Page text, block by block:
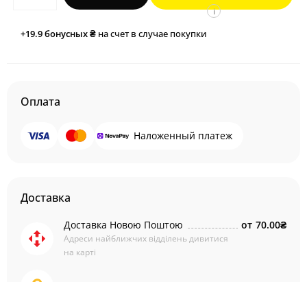
+19.9бонусных ₴ на счет в случае покупки
i
Оплата
Наложенный платеж
Доставка
Доставка Новою Поштою
Адреси найближчих відділень дивитися
на карті
от 70.00₴